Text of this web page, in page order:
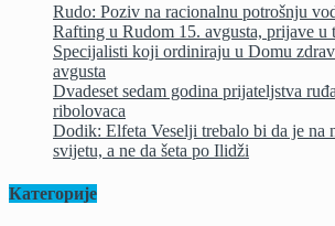
Rudo: Poziv na racionalnu potrošnju
Rafting u Rudom 15. avgusta, prijave u
Specijalisti koji ordiniraju u Domu
avgusta
Dvadeset sedam godina prijateljstva
ribolovaca
Dodik: Elfeta Veselji trebalo bi da je na
svijetu, a ne da šeta po Ilidži
Категорије